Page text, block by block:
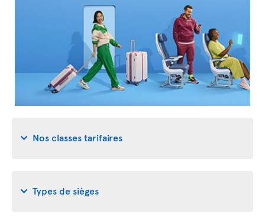
Nos classes tarifaires
Types de sièges